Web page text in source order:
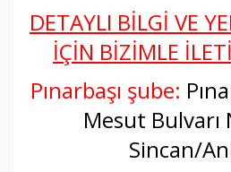
DETAYLI BİLGİ VE
İÇİN BİZİMLE
Pınarbaşı şube:
Mesut Bulvarı
Sincan/